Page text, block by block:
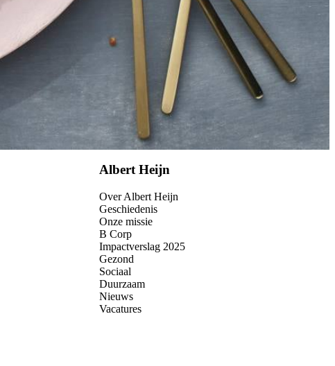
Albert Heijn
Over Albert Heijn
Geschiedenis
Onze missie
B Corp
Impactverslag 2025
Gezond
Sociaal
Duurzaam
Nieuws
Vacatures